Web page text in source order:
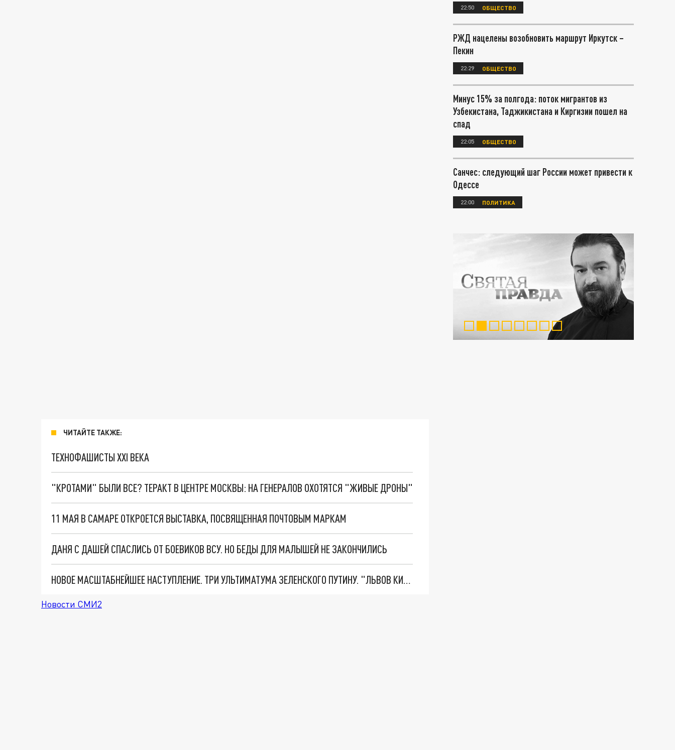
ЧИТАЙТЕ ТАКЖЕ:
ТЕХНОФАШИСТЫ XXI ВЕКА
"КРОТАМИ" БЫЛИ ВСЕ? ТЕРАКТ В ЦЕНТРЕ МОСКВЫ: НА ГЕНЕРАЛОВ ОХОТЯТСЯ "ЖИВЫЕ ДРОНЫ"
11 МАЯ В САМАРЕ ОТКРОЕТСЯ ВЫСТАВКА, ПОСВЯЩЕННАЯ ПОЧТОВЫМ МАРКАМ
ДАНЯ С ДАШЕЙ СПАСЛИСЬ ОТ БОЕВИКОВ ВСУ. НО БЕДЫ ДЛЯ МАЛЫШЕЙ НЕ ЗАКОНЧИЛИСЬ
НОВОЕ МАСШТАБНЕЙШЕЕ НАСТУПЛЕНИЕ. ТРИ УЛЬТИМАТУМА ЗЕЛЕНСКОГО ПУТИНУ. "ЛЬВОВ КИМА" ПОСТАВЯТ НА ПВО? ГЛОБАЛЬНЫЙ ПРОРЫВ ПОД ЗАПОРОЖЬЕМ
Новости СМИ2
22:50 ОБЩЕСТВО
РЖД нацелены возобновить маршрут Иркутск –
Пекин
22:29 ОБЩЕСТВО
Минус 15% за полгода: поток мигрантов из
Узбекистана, Таджикистана и Киргизии пошел на
спад
22:05 ОБЩЕСТВО
Санчес: следующий шаг России может привести к
Одессе
22:00 ПОЛИТИКА